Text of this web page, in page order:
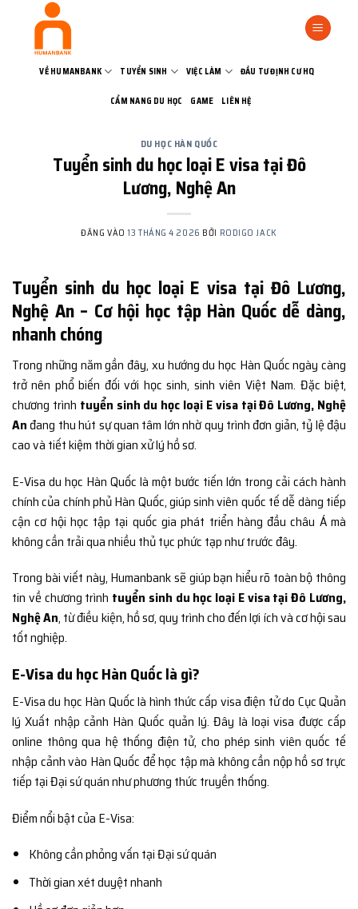
VỀ HUMANBANK TUYỂN SINH VIỆC LÀM ĐẦU TƯ ĐỊNH CƯ HQ
CẨM NANG DU HỌC GAME LIÊN HỆ
DU HỌC HÀN QUỐC
Tuyển sinh du học loại E visa tại Đô
Lương, Nghệ An
ĐĂNG VÀO13 THÁNG 4 2026 BỞI RODIGO JACK
Tuyển sinh du học loại E visa tại Đô Lương,
Nghệ An – Cơ hội học tập Hàn Quốc dễ dàng,
nhanh chóng
Trong những năm gần đây, xu hướng du học Hàn Quốc ngày càng
trở nên phổ biến đối với học sinh, sinh viên Việt Nam. Đặc biệt,
chương trình tuyển sinh du học loại E visa tại Đô Lương, Nghệ
Anđang thu hút sự quan tâm lớn nhờ quy trình đơn giản, tỷ lệ đậu
cao và tiết kiệm thời gian xử lý hồ sơ.
E-Visa du học Hàn Quốc là một bước tiến lớn trong cải cách hành
chính của chính phủ Hàn Quốc, giúp sinh viên quốc tế dễ dàng tiếp
cận cơ hội học tập tại quốc gia phát triển hàng đầu châu Á mà
không cần trải qua nhiều thủ tục phức tạp như trước đây.
Trong bài viết này, Humanbank sẽ giúp bạn hiểu rõ toàn bộ thông
tin về chương trình tuyển sinh du học loại E visa tại Đô Lương,
Nghệ An, từ điều kiện, hồ sơ, quy trình cho đến lợi ích và cơ hội sau
tốt nghiệp.
E-Visa du học Hàn Quốc là gì?
E-Visa du học Hàn Quốc là hình thức cấp visa điện tử do Cục Quản
lý Xuất nhập cảnh Hàn Quốc quản lý. Đây là loại visa được cấp
online thông qua hệ thống điện tử, cho phép sinh viên quốc tế
nhập cảnh vào Hàn Quốc để học tập mà không cần nộp hồ sơ trực
tiếp tại Đại sứ quán như phương thức truyền thống.
Điểm nổi bật của E-Visa:
Không cần phỏng vấn tại Đại sứ quán
Thời gian xét duyệt nhanh